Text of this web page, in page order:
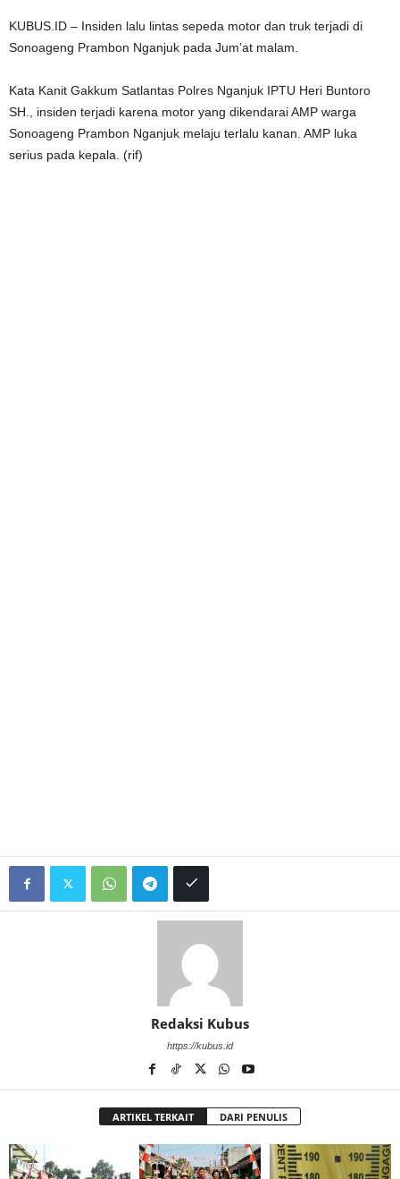
KUBUS.ID – Insiden lalu lintas sepeda motor dan truk terjadi di
Sonoageng Prambon Nganjuk pada Jum’at malam.
Kata Kanit Gakkum Satlantas Polres Nganjuk IPTU Heri Buntoro
SH., insiden terjadi karena motor yang dikendarai AMP warga
Sonoageng Prambon Nganjuk melaju terlalu kanan. AMP luka
serius pada kepala. (rif)
Redaksi Kubus
https://kubus.id
ARTIKEL TERKAIT DARI PENULIS